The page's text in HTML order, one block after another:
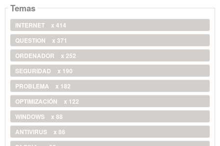
Temas
INTERNET
x 414
QUESTION
x 371
ORDENADOR
x 252
SEGURIDAD
x 190
PROBLEMA
x 182
OPTIMIZACIÓN
x 122
WINDOWS
x 88
ANTIVIRUS
x 86